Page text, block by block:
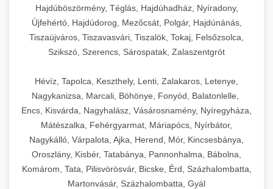
Hajdúböszörmény, Téglás, Hajdúhadház, Nyíradony,
Újfehértó, Hajdúdorog, Mezőcsát, Polgár, Hajdúnánás,
Tiszaújváros, Tiszavasvári, Tiszalök, Tokaj, Felsőzsolca,
Szikszó, Szerencs, Sárospatak, Zalaszentgrót
Hévíz, Tapolca, Keszthely, Lenti, Zalakaros, Letenye,
Nagykanizsa, Marcali, Böhönye, Fonyód, Balatonlelle,
Encs, Kisvárda, Nagyhalász, Vásárosnamény, Nyíregyháza,
Mátészalka, Fehérgyarmat, Máriapócs, Nyírbátor,
Nagykálló, Várpalota, Ajka, Herend, Mór, Kincsesbánya,
Oroszlány, Kisbér, Tatabánya, Pannonhalma, Bábolna,
Komárom, Tata, Pilisvörösvár, Bicske, Érd, Százhalombatta,
Martonvásár, Százhalombatta, Gyál